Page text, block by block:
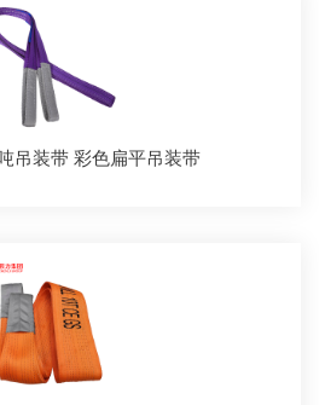
吊装带 彩色扁平吊装带